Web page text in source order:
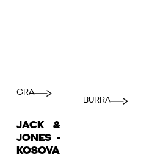
GRA
BURRA
JACK &
JONES -
KOSOVA